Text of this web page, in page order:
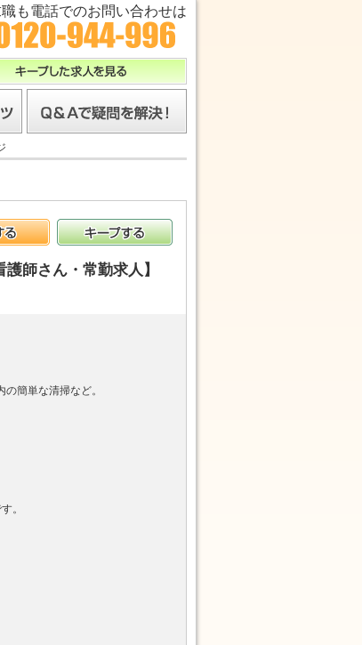
も電話でのお問い合わせは
求人を見る
師さん・常勤求人】
簡単な清掃など。
。